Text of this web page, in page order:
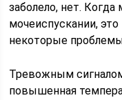
заболело, нет.
мочеиспускании,
некоторые
Тревожным
повышенная